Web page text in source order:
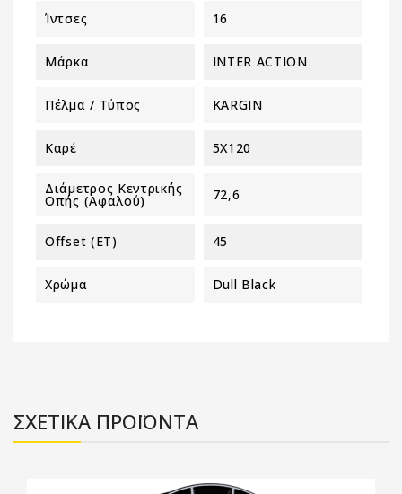
Ίντσες 16
Μάρκα INTER ACTION
Πέλμα / Τύπος KARGIN
Καρέ 5X120
Διάμετρος Κεντρικής
Οπής (αφαλού) 72,6
Offset (ET) 45
Χρώμα Dull Black
ΣΧΕΤΙΚΑ ΠΡΟΪΟΝΤΑ